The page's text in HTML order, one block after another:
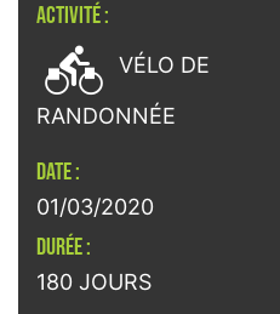
ACTIVITÉ :
 VÉLO DE
RANDONNÉE
DATE :
01/03/2020
DURÉE :
180 JOURS